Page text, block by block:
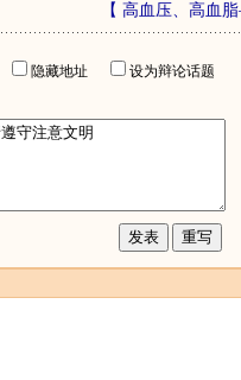
【 高血压、高血
隐藏地址
设为辩论话题